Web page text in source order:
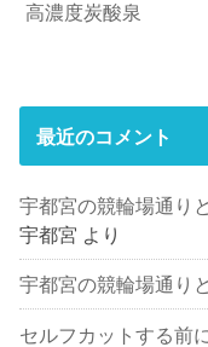
高濃度炭酸泉
最近のコメント
宇都宮の競輪場通り
宇都宮 より
宇都宮の競輪場通り
セルフカットする前